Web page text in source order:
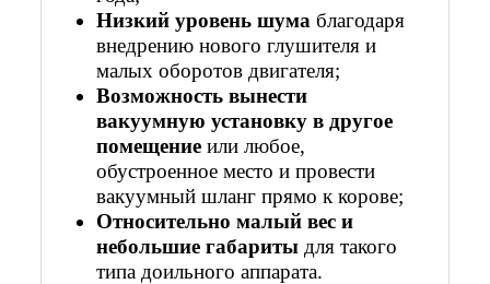
Низкий уровень шума благодаря
внедрению нового глушителя и
малых оборотов двигателя;
Возможность вынести
вакуумную установку в другое
помещение или любое,
обустроенное место и провести
вакуумный шланг прямо к корове;
Относительно малый вес и
небольшие габариты для такого
типа доильного аппарата.